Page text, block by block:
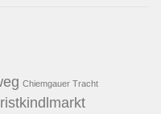
Chiemgauer Tracht